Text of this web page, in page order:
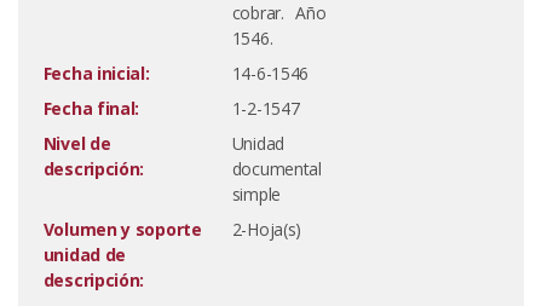
cobrar. Año
1546.
Fecha inicial:
14-6-1546
Fecha final:
1-2-1547
Nivel de
descripción:
Unidad
documental
simple
Volumen y soporte
unidad de
descripción:
2-Hoja(s)